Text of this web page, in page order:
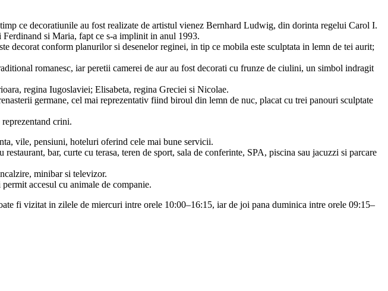
ce decoratiunile au fost realizate de artistul vienez Bernhard Ludwig, din dorinta regelui Carol I.
Ferdinand si Maria, fapt ce s-a implinit in anul 1993.
decorat conform planurilor si desenelor reginei, in tip ce mobila este sculptata in lemn de tei aurit;
romanesc, iar peretii camerei de aur au fost decorati cu frunze de ciulini, un simbol indragit
regina Iugoslaviei; Elisabeta, regina Greciei si Nicolae.
germane, cel mai reprezentativ fiind biroul din lemn de nuc, placat cu trei panouri sculptate
crini.
vile, pensiuni, hoteluri oferind cele mai bune servicii.
bar, curte cu terasa, teren de sport, sala de conferinte, SPA, piscina sau jacuzzi si parcare
minibar si televizor.
accesul cu animale de companie.
fi vizitat in zilele de miercuri intre orele 10:00–16:15, iar de joi pana duminica intre orele 09:15–